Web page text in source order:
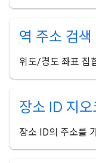
역 주소 검색
위도/경도 좌표 집
장소 ID 지오
장소 ID의 주소를